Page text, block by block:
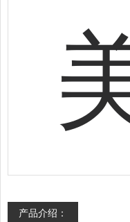
产品介绍：